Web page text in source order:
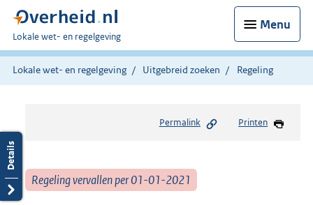
Menu
U
bent
hier:
Lokale wet- en regelgeving
Lokale wet- en regelgeving Uitgebreid zoeken Regeling
Permalink Printen
Regeling vervallen per 01-01-2021